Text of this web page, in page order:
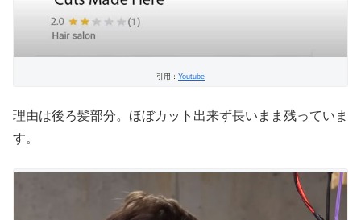
引用： Youtube
理由は後ろ髪部分。ほぼカット出来ず長いまま残っていま
す。